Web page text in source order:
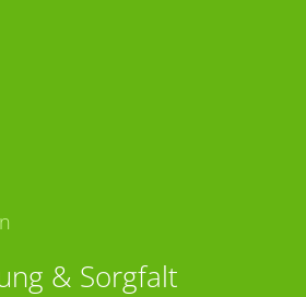
& Sorgfalt